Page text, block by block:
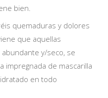
bien.
quemaduras y dolores
que aquellas
y/seco, se
impregnada de mascarilla
en todo